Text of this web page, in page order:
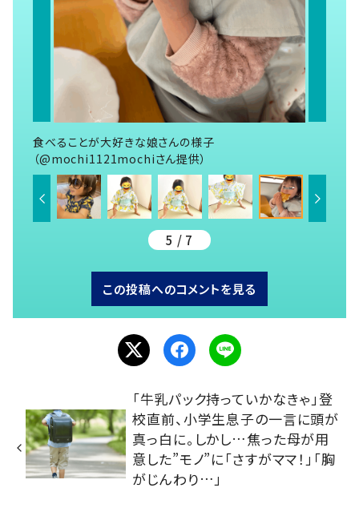
食べることが大好きな娘さんの様子
（@mochi1121mochiさん提供）
5 / 7
この投稿へのコメントを見る
「牛乳パック持っていかなきゃ」登
校直前、小学生息子の一言に頭が
真っ白に。しかし…焦った母が用
意した”モノ”に「さすがママ！」「胸
がじんわり…」